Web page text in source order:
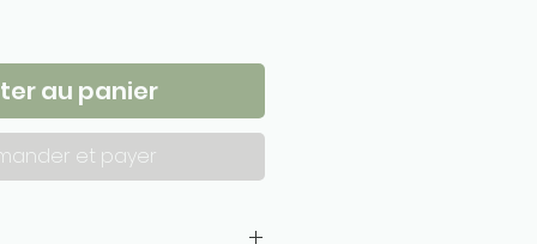
au panier
et payer